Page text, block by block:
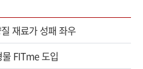
재료가 성패 좌우
FITme 도입